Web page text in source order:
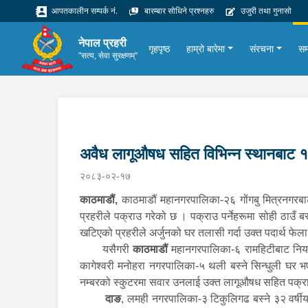
आपतकालीन सम्पर्क नं. बारम्बार सोधिने प्रश्नहरु उजुरी तथा गुनासो
नेपाल प्रहरी
"सत्य, सेवा सुरक्षणम्"
गृहपृष्ठ हाम्रो बारेमा संरचना
अवैध लागूऔषध सहित विभिन्न स्थानबाट
२०८३-०२-१७
काठमाडौं, काठमाडौं महानगरपालिका-२६ गोंगबु
प्रहरीले पक्राउ गरेको छ । पक्राउ पर्नेहरूमा सोही ठाउँ
खटिएको प्रहरीले अर्जुनको घर तलासी गर्दा उक्त पदार्थ
यसैगरीकाठमाडौंमहानगरपालिका-६
कागेश्‍वरी मनोहरा नगरपालिका-५ थली बस्ने सिन्धुली घर
नम्बरको स्कुटरमा सवार उनलाई उक्त लागूऔषध सहित
दाङ, लमही नगरपालिका-३ टिकुलिगढ बस्ने ३२